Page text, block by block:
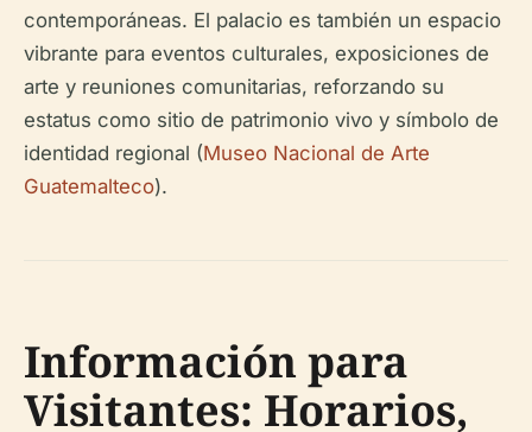
contemporáneas. El palacio es también un espacio
vibrante para eventos culturales, exposiciones de
arte y reuniones comunitarias, reforzando su
estatus como sitio de patrimonio vivo y símbolo de
identidad regional (Museo Nacional de Arte
Guatemalteco).
Información para
Visitantes: Horarios,